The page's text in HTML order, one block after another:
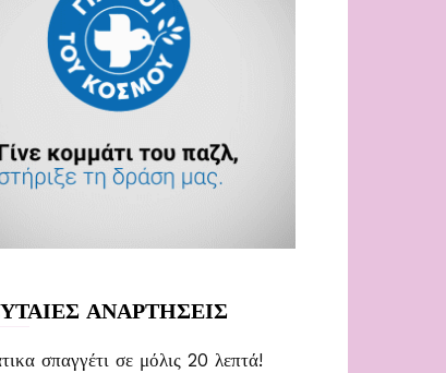
ΑΝΑΡΤΗΣΕΙΣ
σπαγγέτι σε μόλις 20 λεπτά!